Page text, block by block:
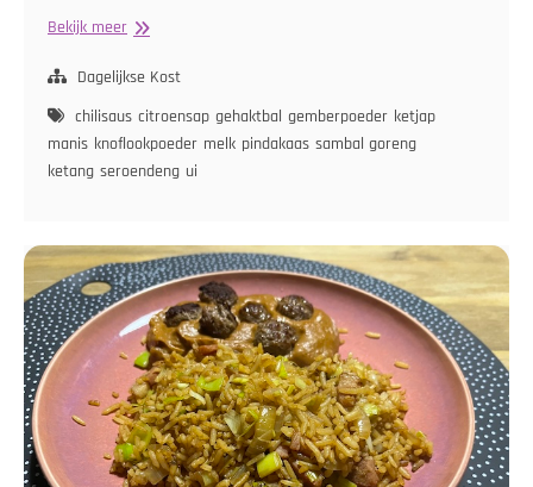
Bekijk meerBerenhap
Salade
Röstirondjes
Dagelijkse Kost
chilisaus citroensap gehaktbal gemberpoeder ketjap
manis knoflookpoeder melk pindakaas sambal goreng
ketang seroendeng ui